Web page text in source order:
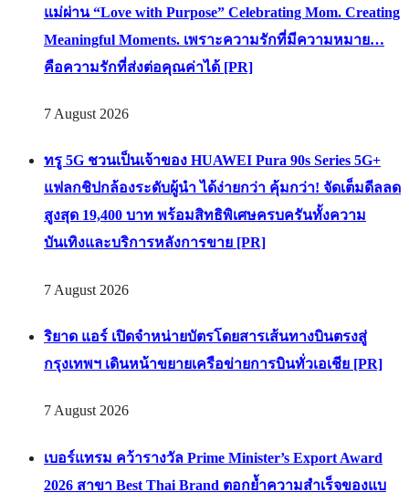
แม่ผ่าน “Love with Purpose” Celebrating Mom. Creating
Meaningful Moments. เพราะความรักที่มีความหมาย…
คือความรักที่ส่งต่อคุณค่าได้ [PR]
7 August 2026
ทรู 5G ชวนเป็นเจ้าของ HUAWEI Pura 90s Series 5G+
แฟลกชิปกล้องระดับผู้นำ ได้ง่ายกว่า คุ้มกว่า! จัดเต็มดีลลด
สูงสุด 19,400 บาท พร้อมสิทธิพิเศษครบครันทั้งความ
บันเทิงและบริการหลังการขาย [PR]
7 August 2026
ริยาด แอร์ เปิดจำหน่ายบัตรโดยสารเส้นทางบินตรงสู่
กรุงเทพฯ เดินหน้าขยายเครือข่ายการบินทั่วเอเชีย [PR]
7 August 2026
เบอร์แทรม คว้ารางวัล Prime Minister’s Export Award
2026 สาขา Best Thai Brand ตอกย้ำความสำเร็จของแบ